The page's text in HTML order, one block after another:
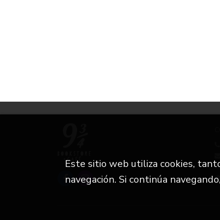
Este sitio web utiliza cookies,
navegación. Si continúa